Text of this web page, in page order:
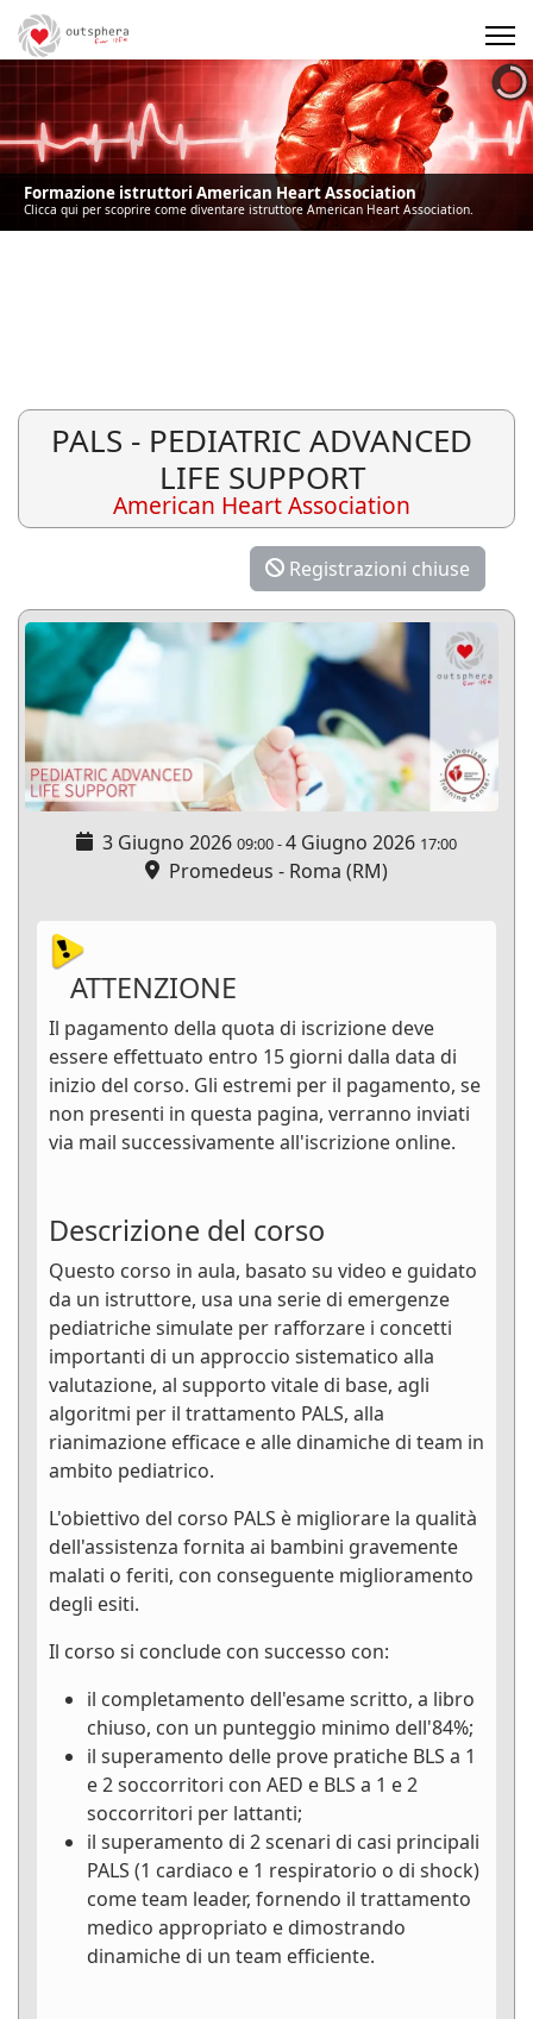
Formazione istruttori American Heart Association
Clicca qui per scoprire come diventare istruttore American Heart Association.
PALS - PEDIATRIC ADVANCED
LIFE SUPPORT
American Heart Association
Registrazioni chiuse
3 Giugno 2026 09:00-4 Giugno 2026 17:00
Promedeus - Roma (RM)
ATTENZIONE
Il pagamento della quota di iscrizione deve
essere effettuato entro 15 giorni dalla data di
inizio del corso. Gli estremi per il pagamento, se
non presenti in questa pagina, verranno inviati
via mail successivamente all'iscrizione online.
Descrizione del corso
Questo corso in aula, basato su video e guidato
da un istruttore, usa una serie di emergenze
pediatriche simulate per rafforzare i concetti
importanti di un approccio sistematico alla
valutazione, al supporto vitale di base, agli
algoritmi per il trattamento PALS, alla
rianimazione efficace e alle dinamiche di team in
ambito pediatrico.
L'obiettivo del corso PALS è migliorare la qualità
dell'assistenza fornita ai bambini gravemente
malati o feriti, con conseguente miglioramento
degli esiti.
Il corso si conclude con successo con:
il completamento dell'esame scritto, a libro
chiuso, con un punteggio minimo dell'84%;
il superamento delle prove pratiche BLS a 1
e 2 soccorritori con AED e BLS a 1 e 2
soccorritori per lattanti;
il superamento di 2 scenari di casi principali
PALS (1 cardiaco e 1 respiratorio o di shock)
come team leader, fornendo il trattamento
medico appropriato e dimostrando
dinamiche di un team efficiente.